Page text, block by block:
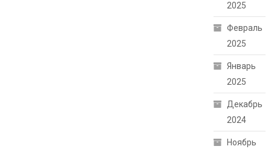
2025
Февраль
2025
Январь
2025
Декабрь
2024
Ноябрь